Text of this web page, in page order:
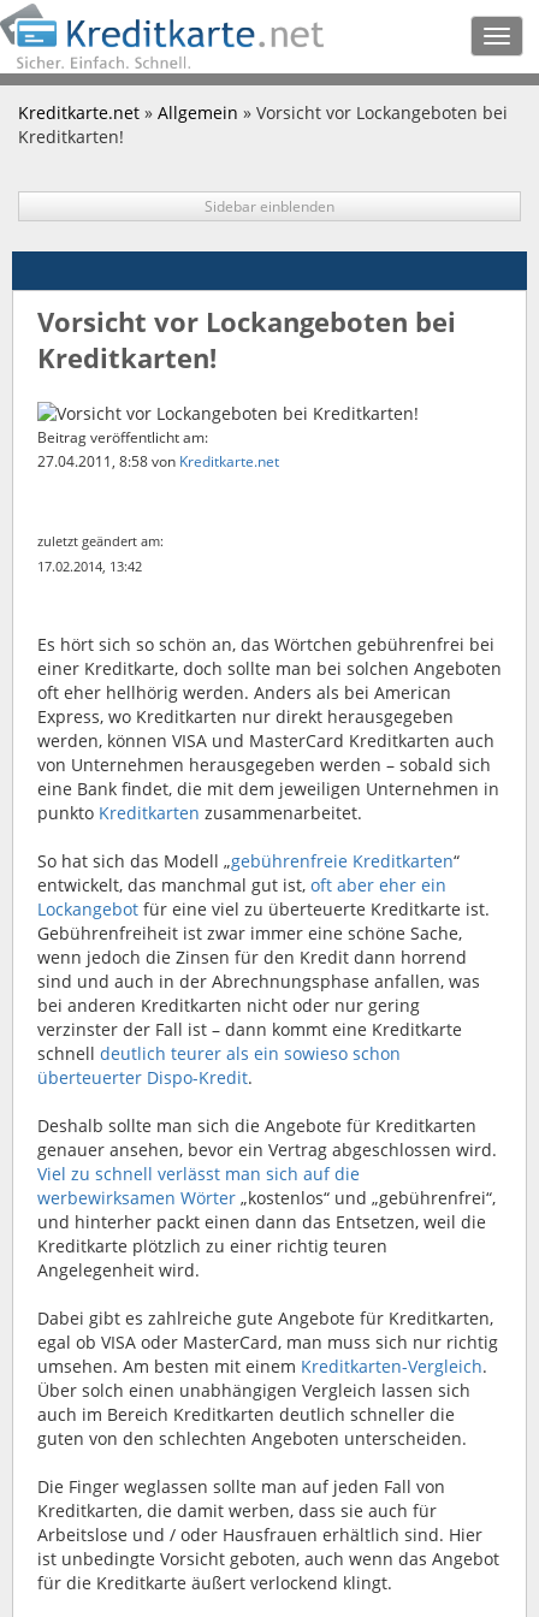
Kreditkarte.net » Allgemein » Vorsicht vor Lockangeboten bei
Kreditkarten!
Sidebar einblenden
Vorsicht vor Lockangeboten bei
Kreditkarten!
Beitrag veröffentlicht am:
27.04.2011, 8:58von Kreditkarte.net
zuletzt geändert am:
17.02.2014, 13:42
Es hört sich so schön an, das Wörtchen gebührenfrei bei
einer Kreditkarte, doch sollte man bei solchen Angeboten
oft eher hellhörig werden. Anders als bei American
Express, wo Kreditkarten nur direkt herausgegeben
werden, können VISA und MasterCard Kreditkarten auch
von Unternehmen herausgegeben werden – sobald sich
eine Bank findet, die mit dem jeweiligen Unternehmen in
punkto Kreditkarten zusammenarbeitet.
So hat sich das Modell „gebührenfreie Kreditkarten“
entwickelt, das manchmal gut ist, oft aber eher ein
Lockangebot für eine viel zu überteuerte Kreditkarte ist.
Gebührenfreiheit ist zwar immer eine schöne Sache,
wenn jedoch die Zinsen für den Kredit dann horrend
sind und auch in der Abrechnungsphase anfallen, was
bei anderen Kreditkarten nicht oder nur gering
verzinster der Fall ist – dann kommt eine Kreditkarte
schnell deutlich teurer als ein sowieso schon
überteuerter Dispo-Kredit.
Deshalb sollte man sich die Angebote für Kreditkarten
genauer ansehen, bevor ein Vertrag abgeschlossen wird.
Viel zu schnell verlässt man sich auf die
werbewirksamen Wörter „kostenlos“ und „gebührenfrei“,
und hinterher packt einen dann das Entsetzen, weil die
Kreditkarte plötzlich zu einer richtig teuren
Angelegenheit wird.
Dabei gibt es zahlreiche gute Angebote für Kreditkarten,
egal ob VISA oder MasterCard, man muss sich nur richtig
umsehen. Am besten mit einem Kreditkarten-Vergleich.
Über solch einen unabhängigen Vergleich lassen sich
auch im Bereich Kreditkarten deutlich schneller die
guten von den schlechten Angeboten unterscheiden.
Die Finger weglassen sollte man auf jeden Fall von
Kreditkarten, die damit werben, dass sie auch für
Arbeitslose und / oder Hausfrauen erhältlich sind. Hier
ist unbedingte Vorsicht geboten, auch wenn das Angebot
für die Kreditkarte äußert verlockend klingt.